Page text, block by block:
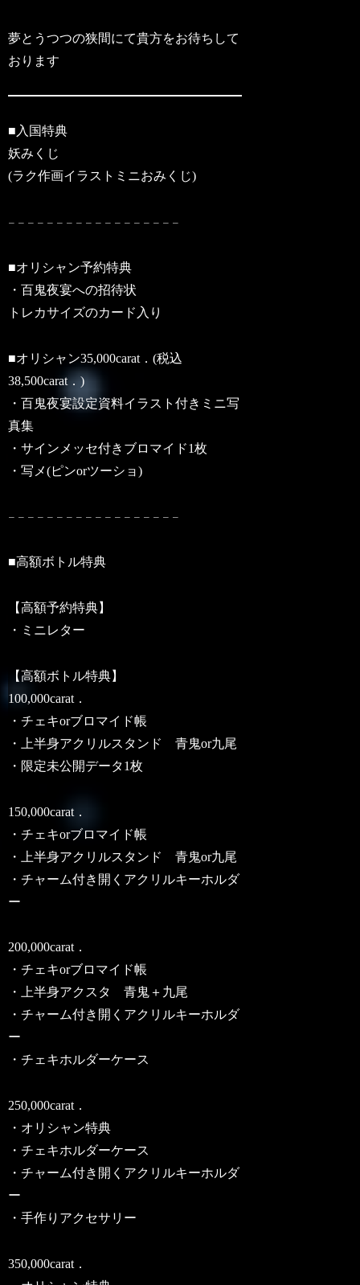
夢とうつつの狭間にて貴方をお待ちして
おります
■入国特典
妖みくじ
(ラク作画イラストミニおみくじ)
𓐄 𓐄 𓐄 𓐄 𓐄 𓐄 𓐄 𓐄 𓐄 𓐄 𓐄 𓐄 𓐄 𓐄 𓐄 𓐄 𓐄 𓐄
■オリシャン予約特典
・百鬼夜宴への招待状
トレカサイズのカード入り
■オリシャン35,000carat．(税込
38,500carat．)
・百鬼夜宴設定資料イラスト付きミニ写
真集
・サインメッセ付きブロマイド1枚
・写メ(ピンorツーショ)
𓐄 𓐄 𓐄 𓐄 𓐄 𓐄 𓐄 𓐄 𓐄 𓐄 𓐄 𓐄 𓐄 𓐄 𓐄 𓐄 𓐄 𓐄
■高額ボトル特典
【高額予約特典】
・ミニレター
【高額ボトル特典】
100,000carat．
・チェキorブロマイド帳
・上半身アクリルスタンド 青鬼or九尾
・限定未公開データ1枚
150,000carat．
・チェキorブロマイド帳
・上半身アクリルスタンド 青鬼or九尾
・チャーム付き開くアクリルキーホルダ
ー
200,000carat．
・チェキorブロマイド帳
・上半身アクスタ 青鬼＋九尾
・チャーム付き開くアクリルキーホルダ
ー
・チェキホルダーケース
250,000carat．
・オリシャン特典
・チェキホルダーケース
・チャーム付き開くアクリルキーホルダ
ー
・手作りアクセサリー
350,000carat．